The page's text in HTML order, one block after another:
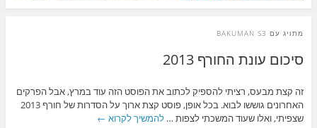
מתויג עם BAKUMAN S3
סיכום עונת החורף 2013
זה קצת מבעס, רציתי להספיק לכתוב את הפוסט הזה עוד במרץ, אבל הפרקים
האחרונים גוששו לבוא. בכל אופן, פוסט קצת ארוך על הסדרות של חורף 2013
שצפיתי, ואלו שעוד המשכתי לצפות … להמשיך לקרוא ←